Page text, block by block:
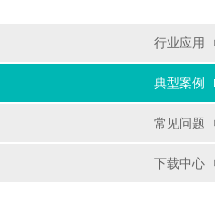
行业应用
典型案例
常见问题
下载中心